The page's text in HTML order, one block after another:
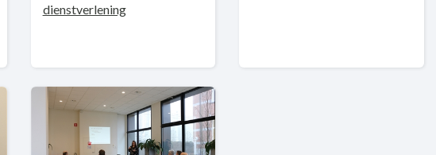
dienstverlening